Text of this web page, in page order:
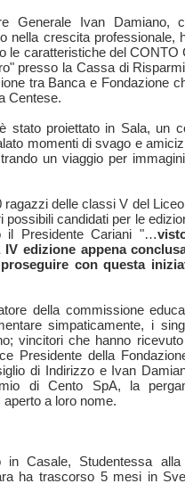
Generale Ivan Damiano,
nella crescita professionale,
le caratteristiche del CONTO
presso la Cassa di
tra Banca e Fondazione
Centese.
stato proiettato in Sala, un
momenti di svago e
un viaggio per
ragazzi delle classi V del
candidati per le
il Presidente Cariani "…
edizione appena
con questa
della commissione
simpaticamente, i
vincitori che hanno
Presidente della
di Indirizzo e Ivan
di Cento SpA, la
a loro nome.
Casale, Studentessa alla
ha trascorso 5 mesi in